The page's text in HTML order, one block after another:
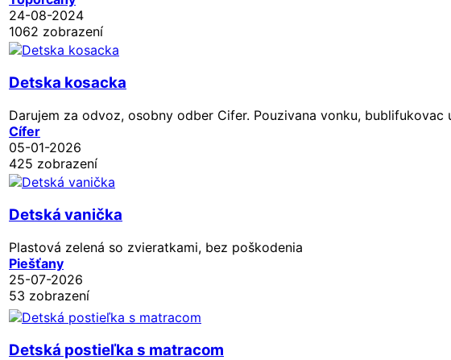
24-08-2024
1062 zobrazení
Detska kosacka
Darujem za odvoz, osobny odber Cifer. Pouzivana vonku, bublifukovac
Cífer
05-01-2026
425 zobrazení
Detská vanička
Plastová zelená so zvieratkami, bez poškodenia
Piešťany
25-07-2026
53 zobrazení
Detská postieľka s matracom